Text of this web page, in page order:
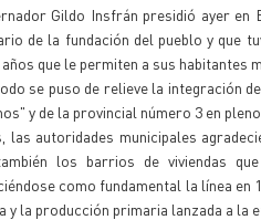
Gildo Insfrán presidió ayer
de la fundación del pueblo y que
que le permiten a sus habitantes
se puso de relieve la integración
y de la provincial número 3 en
las autoridades municipales
los barrios de viviendas
como fundamental la línea
y la producción primaria lanzada a la